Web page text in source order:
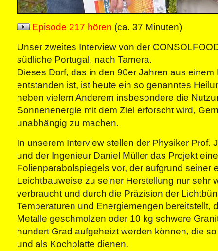
Episode 217 hören (ca. 37 Minuten)
Unser zweites Interview von der
südliche Portugal, nach Tamera.
Dieses Dorf, das in den 90er Jahren aus einem
entstanden ist, ist heute ein so genanntes
neben vielem Anderem insbesondere die
Sonnenenergie mit dem Ziel erforscht wird,
unabhängig zu machen.
In unserem Interview stellen der Physiker Prof.
und der Ingenieur Daniel Müller das Projekt
Folienparabolspiegels vor, der aufgrund seiner
Leichtbauweise zu seiner Herstellung nur sehr
verbraucht und durch die Präzision der
Temperaturen und Energiemengen bereitstellt,
Metalle geschmolzen oder 10 kg schwere
hundert Grad aufgeheizt werden können, die
und als Kochplatte dienen.